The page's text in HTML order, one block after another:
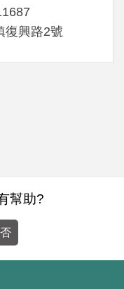
復興路2號
幫助?
否